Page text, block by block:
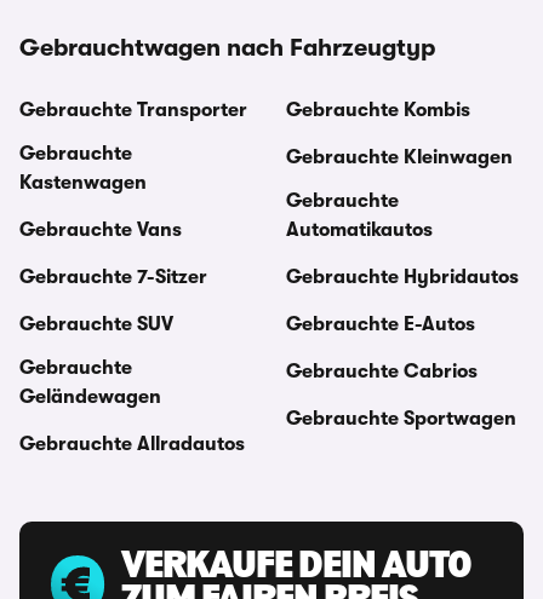
Gebrauchtwagen nach Fahrzeugtyp
Gebrauchte Transporter
Gebrauchte
Kastenwagen
Gebrauchte Vans
Gebrauchte 7-Sitzer
Gebrauchte SUV
Gebrauchte
Geländewagen
Gebrauchte Allradautos
Gebrauchte Kombis
Gebrauchte Kleinwagen
Gebrauchte
Automatikautos
Gebrauchte Hybridautos
Gebrauchte E-Autos
Gebrauchte Cabrios
Gebrauchte Sportwagen
VERKAUFE DEIN AUTO